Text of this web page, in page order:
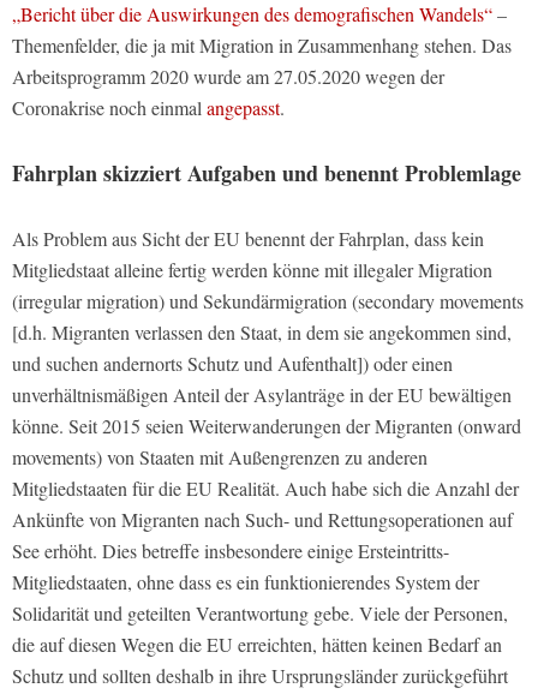
„Bericht über die Auswirkungen des demografischen Wandels“–
Themenfelder, die ja mit Migration in Zusammenhang stehen. Das
Arbeitsprogramm 2020 wurde am 27.05.2020 wegen der
Coronakrise noch einmal angepasst.
Fahrplan skizziert Aufgaben und benennt Problemlage
Als Problem aus Sicht der EU benennt der Fahrplan, dass kein
Mitgliedstaat alleine fertig werden könne mit illegaler Migration
(irregular migration) und Sekundärmigration (secondary movements
[d.h. Migranten verlassen den Staat, in dem sie angekommen sind,
und suchen andernorts Schutz und Aufenthalt]) oder einen
unverhältnismäßigen Anteil der Asylanträge in der EU bewältigen
könne. Seit 2015 seien Weiterwanderungen der Migranten (onward
movements) von Staaten mit Außengrenzen zu anderen
Mitgliedstaaten für die EU Realität. Auch habe sich die Anzahl der
Ankünfte von Migranten nach Such- und Rettungsoperationen auf
See erhöht. Dies betreffe insbesondere einige Ersteintritts-
Mitgliedstaaten, ohne dass es ein funktionierendes System der
Solidarität und geteilten Verantwortung gebe. Viele der Personen,
die auf diesen Wegen die EU erreichten, hätten keinen Bedarf an
Schutz und sollten deshalb in ihre Ursprungsländer zurückgeführt